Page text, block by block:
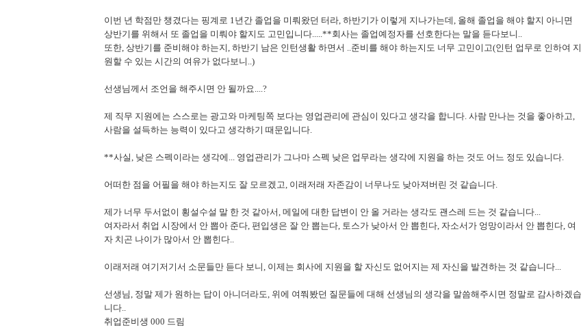
이번 년 학점만 챙겼다는 핑계로 1년간 졸업을 미뤄왔던 터라, 하반기가 이렇게 지나가는데, 올해 졸업을 해야 할지 아니면
상반기를 위해서 또 졸업을 미뤄야 할지도 고민입니다.....**회사는 졸업예정자를 선호한다는 말을 듣다보니..
또한, 상반기를 준비해야 하는지, 하반기 남은 인턴생활 하면서 ..준비를 해야 하는지도 너무 고민이고(인턴 업무로 인하여 지
원할 수 있는 시간의 여유가 없다보니..)
선생님께서 조언을 해주시면 안 될까요....?
제 직무 지원에는 스스로는 광고와 마케팅쪽 보다는 영업관리에 관심이 있다고 생각을 합니다. 사람 만나는 것을 좋아하고,
사람을 설득하는 능력이 있다고 생각하기 때문입니다.
**사실, 낮은 스펙이라는 생각에... 영업관리가 그나마 스펙 낮은 업무라는 생각에 지원을 하는 것도 어느 정도 있습니다.
어떠한 점을 어필을 해야 하는지도 잘 모르겠고, 이래저래 자존감이 너무나도 낮아져버린 것 같습니다.
제가 너무 두서없이 횡설수설 말 한 것 같아서, 메일에 대한 답변이 안 올 거라는 생각도 괜스레 드는 것 같습니다...
여자라서 취업 시장에서 안 뽑아 준다, 편입생은 잘 안 뽑는다, 토스가 낮아서 안 뽑힌다, 자소서가 엉망이라서 안 뽑힌다, 여
자 치곤 나이가 많아서 안 뽑힌다..
이래저래 여기저기서 소문들만 듣다 보니, 이제는 회사에 지원을 할 자신도 없어지는 제 자신을 발견하는 것 같습니다...
선생님, 정말 제가 원하는 답이 아니더라도, 위에 여쭤봤던 질문들에 대해 선생님의 생각을 말씀해주시면 정말로 감사하겠습
니다..
취업준비생 000 드림